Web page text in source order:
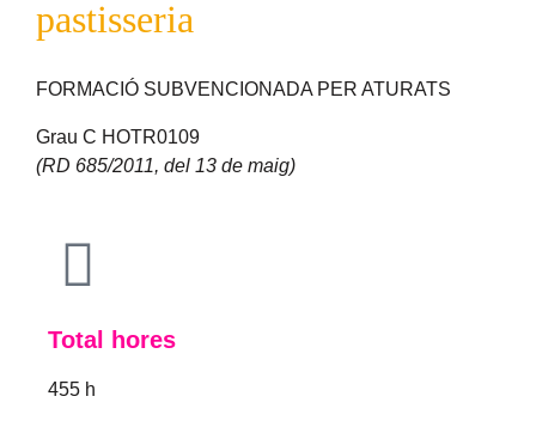
pastisseria
FORMACIÓ SUBVENCIONADA PER ATURATS
Grau C HOTR0109
(RD 685/2011, del 13 de maig)
Total hores
455 h